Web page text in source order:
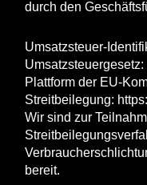
durch den
Umsatzsteuer-
Plattform der EU-
Streitbeilegung:
Wir sind zur
bereit.